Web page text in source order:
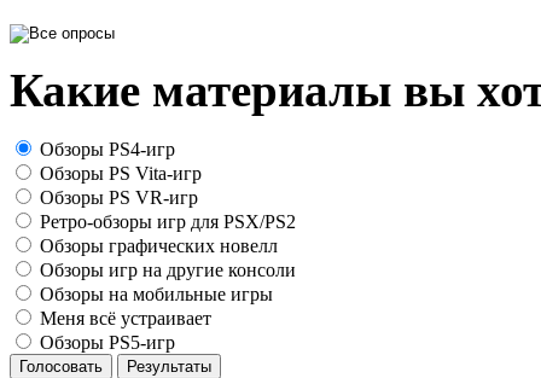
Какие материалы вы
Обзоры PS4-игр
Обзоры PS Vita-игр
Обзоры PS VR-игр
Ретро-обзоры игр для PSX/PS2
Обзоры графических новелл
Обзоры игр на другие консоли
Обзоры на мобильные игры
Меня всё устраивает
Обзоры PS5-игр
Голосовать Результаты